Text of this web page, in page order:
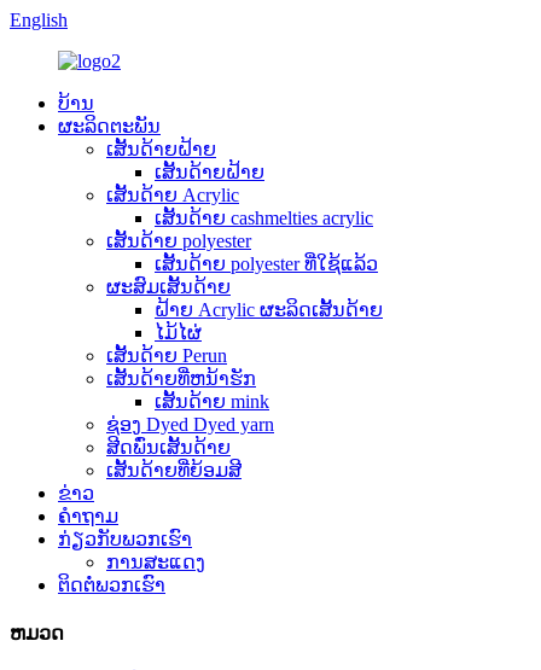
English
ບ້ານ
ຜະລິດຕະພັນ
ເສັ້ນດ້າຍຝ້າຍ
ເສັ້ນດ້າຍຝ້າຍ
ເສັ້ນດ້າຍ Acrylic
ເສັ້ນດ້າຍ cashmelties acrylic
ເສັ້ນດ້າຍ polyester
ເສັ້ນດ້າຍ polyester ທີ່ໃຊ້ແລ້ວ
ຜະສົມເສັ້ນດ້າຍ
ຝ້າຍ Acrylic ຜະລິດເສັ້ນດ້າຍ
ໄມ້ໄຜ່
ເສັ້ນດ້າຍ Perun
ເສັ້ນດ້າຍທີ່ຫນ້າຮັກ
ເສັ້ນດ້າຍ mink
ຊ່ອງ Dyed Dyed yarn
ສີດພົ່ນເສັ້ນດ້າຍ
ເສັ້ນດ້າຍທີ່ຍ້ອມສີ
ຂ່າວ
ຄໍາຖາມ
ກ່ຽວກັບພວກເຮົາ
ການສະແດງ
ຕິດຕໍ່ພວກເຮົາ
ຫມວດ